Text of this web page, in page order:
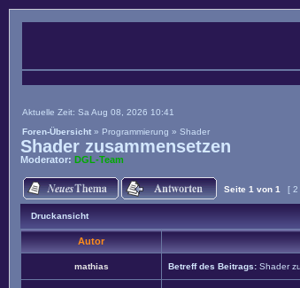
Aktuelle Zeit: Sa Aug 08, 2026 10:41
Foren-Übersicht » Programmierung » Shader
Shader zusammensetzen
Moderator: DGL-Team
Seite 1 von 1 [ 2
Druckansicht
Autor
mathias Betreff des Beitrags: Shader